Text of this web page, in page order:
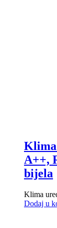
Klima
A++,
bijela
Klima
Dodaj u